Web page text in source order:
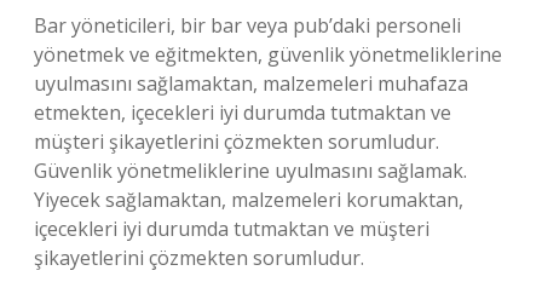
Bar yöneticileri, bir bar veya pub’daki personeli
yönetmek ve eğitmekten, güvenlik yönetmeliklerine
uyulmasını sağlamaktan, malzemeleri muhafaza
etmekten, içecekleri iyi durumda tutmaktan ve
müşteri şikayetlerini çözmekten sorumludur.
Güvenlik yönetmeliklerine uyulmasını sağlamak.
Yiyecek sağlamaktan, malzemeleri korumaktan,
içecekleri iyi durumda tutmaktan ve müşteri
şikayetlerini çözmekten sorumludur.